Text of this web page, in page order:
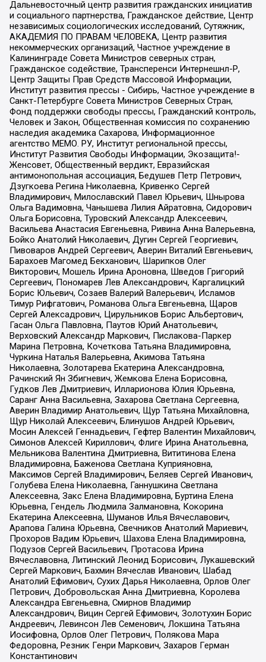
Дальневосточный центр развития гражданских инициатив
и социального партнерства, Гражданское действие, Центр
независимых социологических исследований, Сутяжник,
АКАДЕМИЯ ПО ПРАВАМ ЧЕЛОВЕКА, Центр развития
некоммерческих организаций, Частное учреждение в
Калининграде Совета Министров северных стран,
Гражданское содействие, Трансперенси Интернешнл-Р,
Центр Защиты Прав Средств Массовой Информации,
Институт развития прессы - Сибирь, Частное учреждение в
Санкт-Петербурге Совета Министров Северных Стран,
Фонд поддержки свободы прессы, Гражданский контроль,
Человек и Закон, Общественная комиссия по сохранению
наследия академика Сахарова, Информационное
агентство МЕМО. РУ, Институт региональной прессы,
Институт Развития Свободы Информации, Экозащита!-
Женсовет, Общественный вердикт, Евразийская
антимонопольная ассоциация, Бедушев Петр Петрович,
Дзугкоева Регина Николаевна, Кривенко Сергей
Владимирович, Милославский Павел Юрьевич, Шнырова
Ольга Вадимовна, Чанышева Лилия Айратовна, Сидорович
Ольга Борисовна, Туровский Александр Алексеевич,
Васильева Анастасия Евгеньевна, Ривина Анна Валерьевна,
Бойко Анатолий Николаевич, Дугин Сергей Георгиевич,
Пивоваров Андрей Сергеевич, Аверин Виталий Евгеньевич,
Барахоев Магомед Бекханович, Шарипков Олег
Викторович, Мошель Ирина Ароновна, Шведов Григорий
Сергеевич, Пономарев Лев Александрович, Каргалицкий
Борис Юльевич, Созаев Валерий Валерьевич, Исламов
Тимур Рифгатович, Романова Ольга Евгеньевна, Щаров
Сергей Алексадрович, Цирульников Борис Альбертович,
Гасан Ольга Павловна, Паутов Юрий Анатольевич,
Верховский Александр Маркович, Пислакова-Паркер
Марина Петровна, Кочеткова Татьяна Владимировна,
Чуркина Наталья Валерьевна, Акимова Татьяна
Николаевна, Золотарева Екатерина Александровна,
Рачинский Ян Збигневич, Жемкова Елена Борисовна,
Гудков Лев Дмитриевич, Илларионова Юлия Юрьевна,
Саранг Анна Васильевна, Захарова Светлана Сергеевна,
Аверин Владимир Анатольевич, Щур Татьяна Михайловна,
Щур Николай Алексеевич, Блинушов Андрей Юрьевич,
Мосин Алексей Геннадьевич, Гефтер Валентин Михайлович,
Симонов Алексей Кириллович, Флиге Ирина Анатольевна,
Мельникова Валентина Дмитриевна, Вититинова Елена
Владимировна, Баженова Светлана Куприяновна,
Максимов Сергей Владимирович, Беляев Сергей Иванович,
Голубева Елена Николаевна, Ганнушкина Светлана
Алексеевна, Закс Елена Владимировна, Буртина Елена
Юрьевна, Гендель Людмила Залмановна, Кокорина
Екатерина Алексеевна, Шуманов Илья Вячеславович,
Арапова Галина Юрьевна, Свечников Анатолий Мариевич,
Прохоров Вадим Юрьевич, Шахова Елена Владимировна,
Подузов Сергей Васильевич, Протасова Ирина
Вячеславовна, Литинский Леонид Борисович, Лукашевский
Сергей Маркович, Бахмин Вячеслав Иванович, Шабад
Анатолий Ефимович, Сухих Дарья Николаевна, Орлов Олег
Петрович, Добровольская Анна Дмитриевна, Королева
Александра Евгеньевна, Смирнов Владимир
Александрович, Вицин Сергей Ефимович, Золотухин Борис
Андреевич, Левинсон Лев Семенович, Локшина Татьяна
Иосифовна, Орлов Олег Петрович, Полякова Мара
Федоровна, Резник Генри Маркович, Захаров Герман
Константинович